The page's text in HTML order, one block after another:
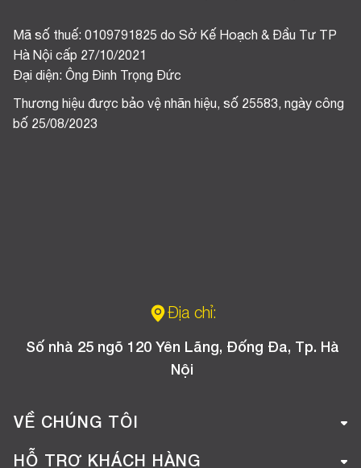
Mã số thuế: 0109791825 do Sở Kế Hoạch & Đầu Tư TP
Hà Nội cấp 27/10/2021
Đại diện: Ông Đinh Trọng Đức
Thương hiệu được bảo vệ nhãn hiệu, số 25583, ngày công
bố 25/08/2023
Địa chỉ:
Số nhà 25 ngõ 120 Yên Lãng, Đống Đa, Tp. Hà
Nội
VỀ CHÚNG TÔI
Giới thiệu công ty
HỖ TRỢ KHÁCH HÀNG